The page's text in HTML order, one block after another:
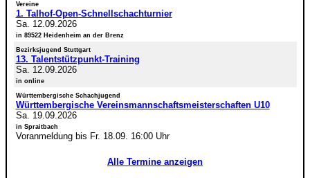
Vereine
1. Talhof-Open-Schnellschachturnier
Sa. 12.09.2026
in 89522 Heidenheim an der Brenz
Bezirksjugend Stuttgart
13. Talentstützpunkt-Training
Sa. 12.09.2026
in online
Württembergische Schachjugend
Württembergische Vereinsmannschaftsmeisterschaften U10
Sa. 19.09.2026
in Spraitbach
Voranmeldung bis Fr. 18.09. 16:00 Uhr
Alle Termine anzeigen